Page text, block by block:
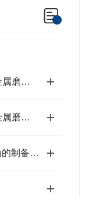
CONOSTAN AM金属磨损标油使用期限延长的存放要点
CONOSTAN AM金属磨损标油的制备工艺概述
美国Conostan标油的制备工艺